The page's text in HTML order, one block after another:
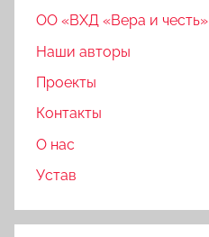
ОО «ВХД «Вера и честь»
Наши авторы
Проекты
Контакты
О нас
Устав